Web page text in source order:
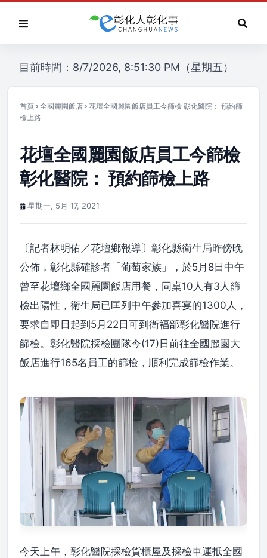
目前時間：8/7/2026, 8:51:30 PM（星期五）
首頁 全國麗園飯店
花壇全國麗園飯店員工今篩檢 彰化醫院： 預約篩
檢上路
花壇全國麗園飯店員工今篩檢
彰化醫院： 預約篩檢上路
星期一, 5月 17, 2021
〔記者林明佑／花壇鄉報導〕彰化縣衛生局昨傍晚
公佈，彰化縣確診者「葡萄家族」，於5月8日中午
曾至花壇鄉全國麗園飯店用餐，同桌10人有3人篩
檢出陽性，衛生局已匡列中午參加喜宴的1300人，
要求自即日起到5月22日可到衛福部彰化醫院進行
篩檢。彰化醫院採檢團隊今(17)日前往全國麗園大
飯店進行165名員工的篩檢，順利完成篩檢作業。
今天上午，彰化醫院採檢貨櫃屋及採檢車運抵全國